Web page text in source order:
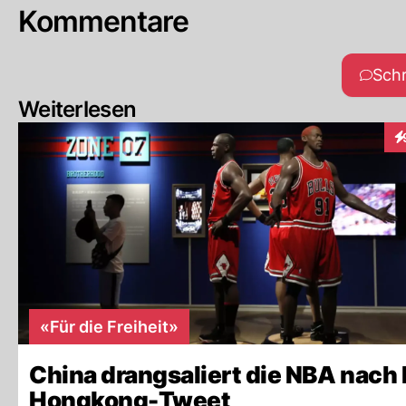
Kommentare
Weiterlesen
«Für die Freiheit»
China drangsaliert die NBA nach
Hongkong-Tweet